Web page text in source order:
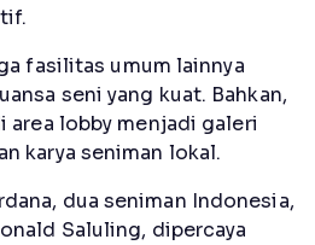
fasilitas umum lainnya
seni yang kuat. Bahkan,
area lobby menjadi galeri
karya seniman lokal.
dua seniman Indonesia,
Saluling, dipercaya